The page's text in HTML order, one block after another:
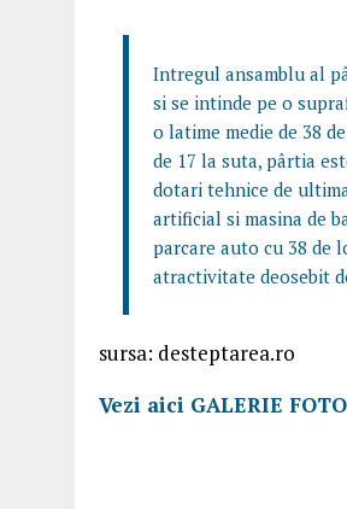
Intregul ansamblu al
si se intinde pe o
o latime medie de 38
de 17 la suta, pârtia
dotari tehnice de
artificial si masina de
parcare auto cu 38 de
atractivitate deosebit
sursa: desteptarea.ro
Vezi aici GALERIE